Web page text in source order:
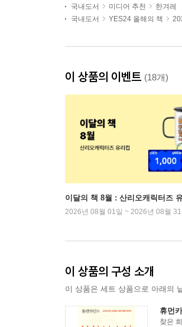
국내도서
미디어 추천
한겨레
국내도서
YES24 올해의 책
이 상품의 이벤트 (18개)
이달의 책 8월 : 산리오캐릭터즈
2026년 08월 01일 ~ 2026년 08월 31
이 상품의 구성 소개
이 상품은 세트 상품으로 아래의
휴먼
찾은